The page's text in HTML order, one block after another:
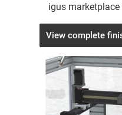
igus
View complete